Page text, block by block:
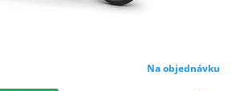
Na objednávku